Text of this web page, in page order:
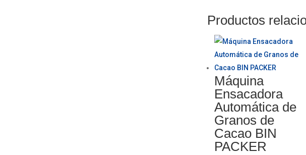
Productos
Máquina
Ensacadora
Automática de
Granos de
Cacao BIN
PACKER